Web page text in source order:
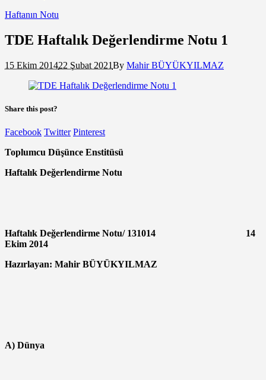
Haftanın Notu
TDE Haftalık Değerlendirme Notu 1
15 Ekim 201422 Şubat 2021By Mahir BÜYÜKYILMAZ
Share this post?
Facebook Twitter Pinterest
Toplumcu Düşünce Enstitüsü
Haftalık Değerlendirme Notu
Haftalık Değerlendirme Notu/ 131014 14
Ekim 2014
Hazırlayan: Mahir BÜYÜKYILMAZ
A) Dünya